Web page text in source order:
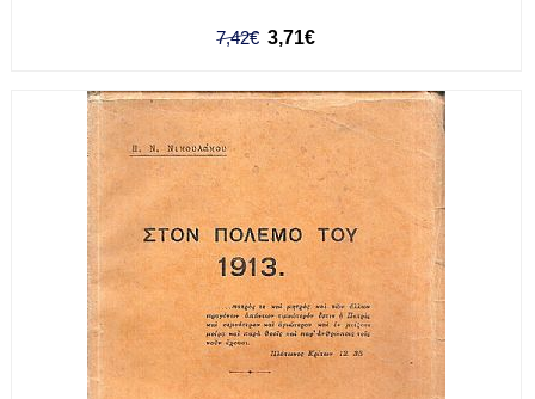
7,42€ 3,71€